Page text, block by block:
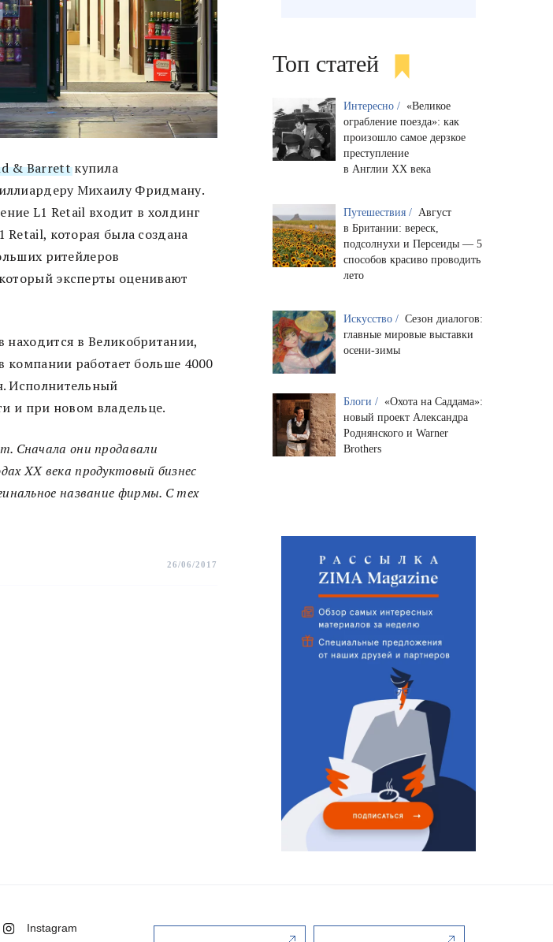
& Barrettкупила
Михаилу Фридману.
L1 Retail входит в холдинг
которая была создана
ритейлеров
эксперты оценивают
в Великобритании,
компании работает больше 4000
Исполнительный
и при новом владельце.
Сначала они продавали
XX века продуктовый бизнес
название фирмы. С тех
26/06/2017
Топ статей
Интересно / «Великое
ограбление поезда»: как
произошло самое дерзкое
преступление
в Англии XX века
Путешествия / Август
в Британии: вереск,
подсолнухи и Персеиды — 5
способов красиво проводить
лето
Искусство / Сезон диалогов:
главные мировые выставки
осени-зимы
Блоги / «Охота на Саддама»:
новый проект Александра
Роднянского и Warner
Brothers
Instagram